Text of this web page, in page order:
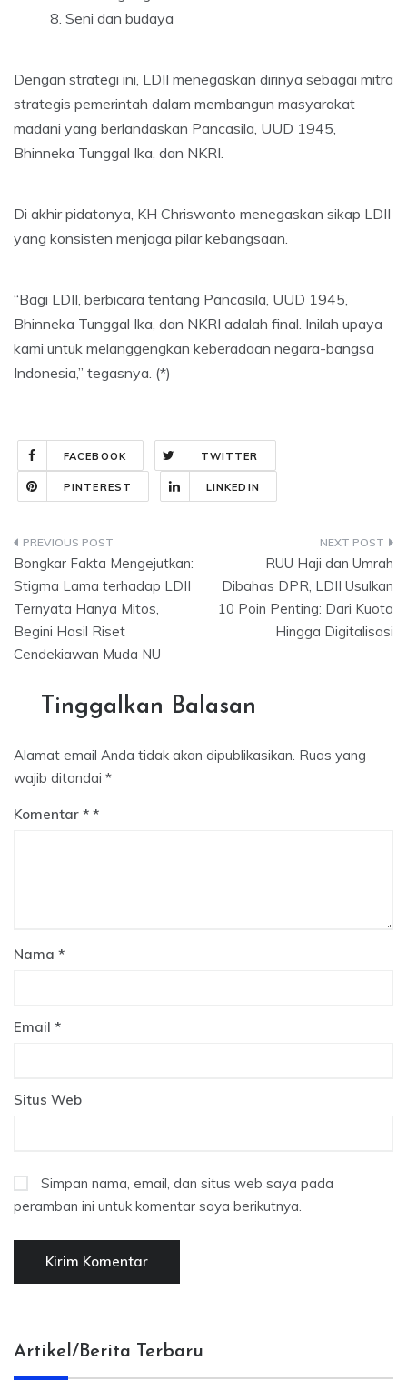
Seni dan budaya
Dengan strategi ini, LDII menegaskan dirinya sebagai mitra
strategis pemerintah dalam membangun masyarakat
madani yang berlandaskan Pancasila, UUD 1945,
Bhinneka Tunggal Ika, dan NKRI.
Di akhir pidatonya, KH Chriswanto menegaskan sikap LDII
yang konsisten menjaga pilar kebangsaan.
“Bagi LDII, berbicara tentang Pancasila, UUD 1945,
Bhinneka Tunggal Ika, dan NKRI adalah final. Inilah upaya
kami untuk melanggengkan keberadaan negara-bangsa
Indonesia,” tegasnya. (*)
FACEBOOK TWITTER
PINTEREST LINKEDIN
Navigasi
pos
Bongkar Fakta Mengejutkan:
Stigma Lama terhadap LDII
Ternyata Hanya Mitos,
Begini Hasil Riset
Cendekiawan Muda NU
RUU Haji dan Umrah
Dibahas DPR, LDII Usulkan
10 Poin Penting: Dari Kuota
Hingga Digitalisasi
Tinggalkan Balasan
Alamat email Anda tidak akan dipublikasikan. Ruas yang
wajib ditandai *
Komentar *
Nama *
Email *
Situs Web
Simpan nama, email, dan situs web saya pada
peramban ini untuk komentar saya berikutnya.
Artikel/Berita Terbaru